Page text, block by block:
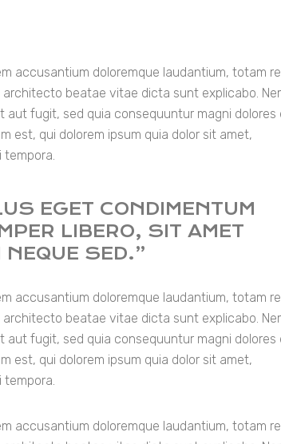
accusantium doloremque laudantium, totam
beatae vitae dicta sunt explicabo.
fugit, sed quia consequuntur magni dolores
est, qui dolorem ipsum quia dolor sit amet,
tempora.
EGET CONDIMENTUM
LIBERO, SIT AMET
SED.”
accusantium doloremque laudantium, totam
beatae vitae dicta sunt explicabo.
fugit, sed quia consequuntur magni dolores
est, qui dolorem ipsum quia dolor sit amet,
tempora.
accusantium doloremque laudantium, totam